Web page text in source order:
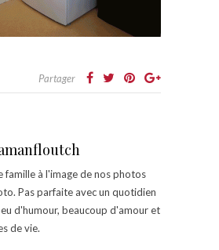
Partager
famille à l'image de nos photos
Pas parfaite avec un quotidien
d'humour, beaucoup d'amour et
de vie.